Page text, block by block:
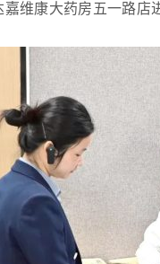
维康大药房五一路店